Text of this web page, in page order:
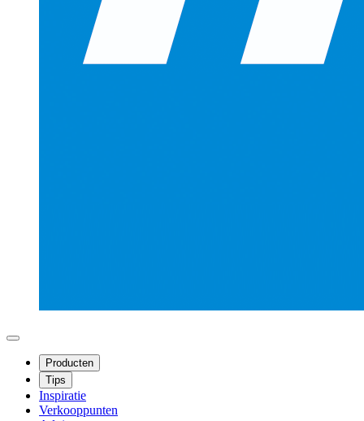
Producten
Tips
Inspiratie
Verkooppunten